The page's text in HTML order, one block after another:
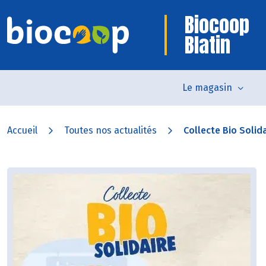
Biocoop
Blatin
Le magasin
Accueil Toutes nos actualités Collecte Bio